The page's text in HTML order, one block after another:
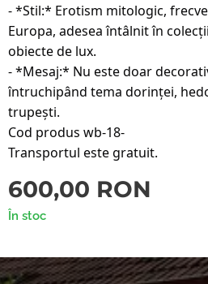
- *Stil:* Erotism mitologic,
Europa, adesea întâlnit în
obiecte de lux.
- *Mesaj:* Nu este doar
întruchipând tema dorinței,
trupești.
Cod produs wb-18-
Transportul este gratuit.
600,00 RON
În stoc